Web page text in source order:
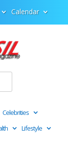
Calendar
Celebrities
Lifestyle